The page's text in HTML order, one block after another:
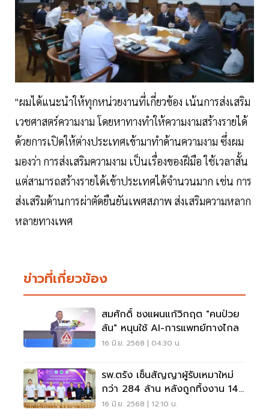
"ผมได้แนะนำให้ทุกหน่วยงานที่เกี่ยวข้อง เน้นการส่งเสริม
เวชศาสตร์ความงาม โดยหาทางทำให้ความงามสร้างรายได้
ด้วยการเปิดให้ต่างประเทศเข้ามาทำด้านความงาม ซึ่งผม
มองว่า การส่งเสริมความงาม เป็นเรื่องของฝีมือ ใช้เวลาสั้น
แต่สามารถสร้างรายได้เข้าประเทศได้จำนวนมาก เช่น การ
ส่งเสริมด้านการผ่าตัดยืนยันเพศสภาพ ส่งเสริมความหลาก
หลายทางเพศ
ข่าวที่เกี่ยวข้อง
สมศักดิ์ ชงแผนแก้วิกฤต "คนป่วย
ล้น" หนุนใช้ AI-การแพทย์ทางไกล
16 มิ.ย. 2568 | 04:30 น.
รพ.ตรัง เซ็นสัญญาผู้รับเหมาใหม่
กว่า 284 ล้าน หลังถูกทิ้งงาน 14
ปี
16 มิ.ย. 2568 | 12:10 น.